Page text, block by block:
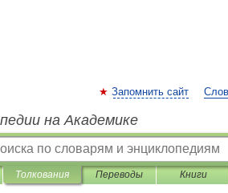
Запомнить сайт
на Академике
Толкования Переводы Книги